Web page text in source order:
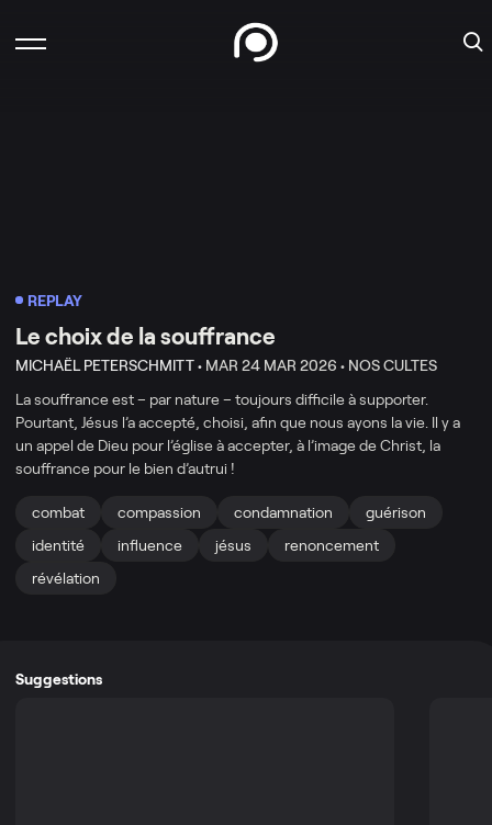
REPLAY
Le choix de la souffrance
MICHAËL PETERSCHMITT • MAR 24 MAR 2026 • NOS CULTES
La souffrance est – par nature – toujours difficile à supporter.
Pourtant, Jésus l’a accepté, choisi, afin que nous ayons la vie. Il y a
un appel de Dieu pour l’église à accepter, à l’image de Christ, la
souffrance pour le bien d’autrui !
combat compassion condamnation
guérison
identité
influence jésus
renoncement
révélation
Suggestions